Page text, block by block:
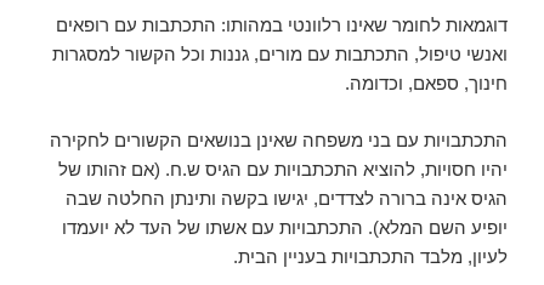
דוגמאות לחומר שאינו רלוונטי במהותו: התכתבות עם רופאים
ואנשי טיפול, התכתבות עם מורים, גננות וכל הקשור למסגרות
חינוך, ספאם, וכדומה.
התכתבויות עם בני משפחה שאינן בנושאים הקשורים לחקירה
יהיו חסויות, להוציא התכתבויות עם הגיס ש.ח. (אם זהותו של
הגיס אינה ברורה לצדדים, יגישו בקשה ותינתן החלטה שבה
יופיע השם המלא). התכתבויות עם אשתו של העד לא יועמדו
לעיון, מלבד התכתבויות בעניין הבית.